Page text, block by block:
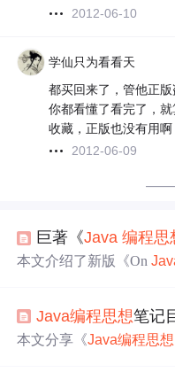
2012-06-10
学仙只为看看天
都买回来了，管他正
你都看懂了看完了，
收藏，正版也没有用啊
2012-06-09
——
巨著《Java 编程思
本文介绍了新版《On
线大咖解读，获业内专
是Java开发者的优质选
Java编程思想笔记
本文分享《Java编程思想